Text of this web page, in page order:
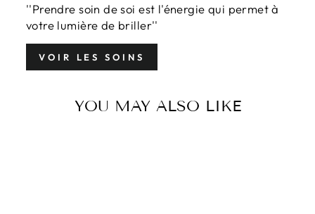
''Prendre soin de soi est l'énergie qui permet à
votre lumière de briller''
VOIR LES SOINS
YOU MAY ALSO LIKE